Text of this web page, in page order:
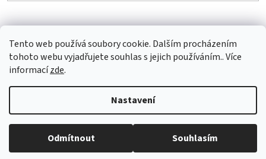
Tento web používá soubory cookie. Dalším procházením
tohoto webu vyjadřujete souhlas s jejich používáním.. Více
informacízde.
Nastavení
Odmítnout Souhlasím
Facebook
Copyright 2026Berge LED. Všechna práva vyhrazena.Upravit